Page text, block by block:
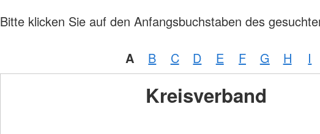
Bitte klicken Sie auf den Anfangsbuchstaben des
A B C D E F G H I
Kreisverband